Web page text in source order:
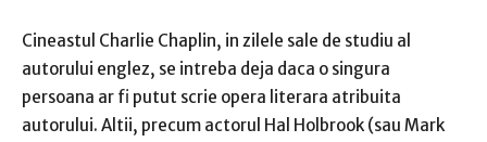
Cineastul Charlie Chaplin, in zilele sale de studiu al
autorului englez, se intreba deja daca o singura
persoana ar fi putut scrie opera literara atribuita
autorului. Altii, precum actorul Hal Holbrook (sau Mark